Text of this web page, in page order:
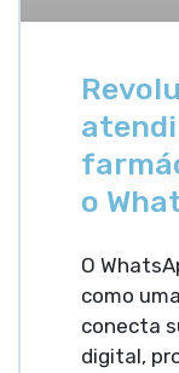
o
O
como
conecta
digital,